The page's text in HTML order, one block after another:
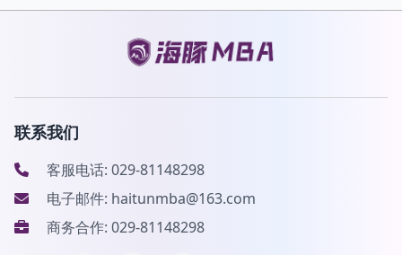
联系我们
客服电话: 029-81148298
电子邮件: haitunmba@163.com
商务合作: 029-81148298